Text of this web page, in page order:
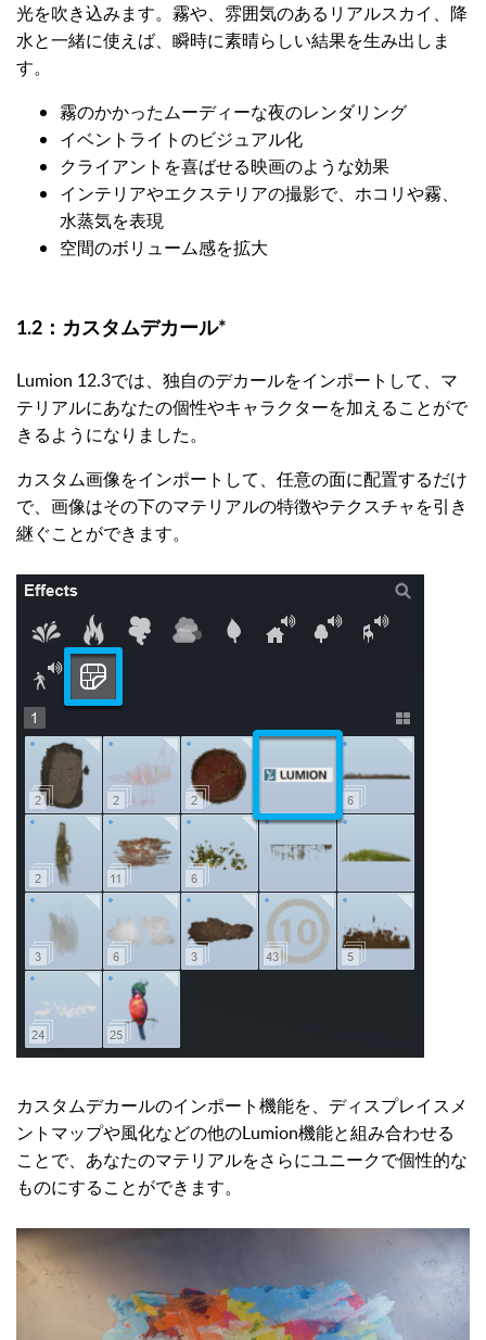
光を吹き込みます。霧や、雰囲気のあるリアルスカイ、降
水と一緒に使えば、瞬時に素晴らしい結果を生み出しま
す。
霧のかかったムーディーな夜のレンダリング
イベントライトのビジュアル化
クライアントを喜ばせる映画のような効果
インテリアやエクステリアの撮影で、ホコリや霧、
水蒸気を表現
空間のボリューム感を拡大
1.2： カスタムデカール*
Lumion 12.3では、独自のデカールをインポートして、マ
テリアルにあなたの個性やキャラクターを加えることがで
きるようになりました。
カスタム画像をインポートして、任意の面に配置するだけ
で、画像はその下のマテリアルの特徴やテクスチャを引き
継ぐことができます。
カスタムデカールのインポート機能を、ディスプレイスメ
ントマップや風化などの他のLumion機能と組み合わせる
ことで、あなたのマテリアルをさらにユニークで個性的な
ものにすることができます。